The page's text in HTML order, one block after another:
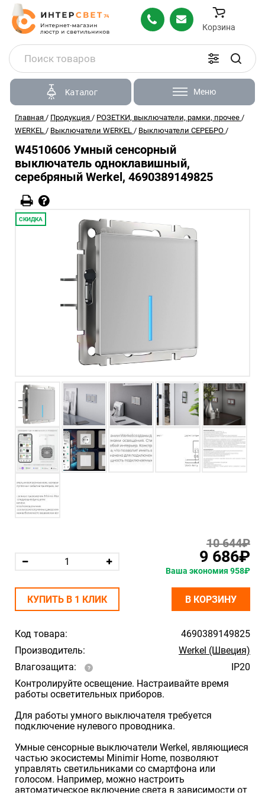
Корзина
Каталог Меню
Главная / Продукция / РОЗЕТКИ, выключатели, рамки, прочее /
WERKEL / Выключатели WERKEL / Выключатели СЕРЕБРО /
W4510606 Умный cенсорный
выключатель одноклавишный,
серебряный Werkel, 4690389149825
СКИДКА
Код товара:
4690389149825
Производитель:
Werkel (Швеция)
Влагозащита:
IP20
Контролируйте освещение. Настраивайте время
работы осветительных приборов.
Для работы умного выключателя требуется
подключение нулевого проводника.
Умные сенсорные выключатели Werkel, являющиеся
частью экосистемы Minimir Home, позволяют
управлять светильниками со смартфона или
голосом. Например, можно настроить
автоматическое включение света в зависимости от
10 644₽
9 686₽
Ваша экономия 958₽
КУПИТЬ В 1 КЛИК В КОРЗИНУ